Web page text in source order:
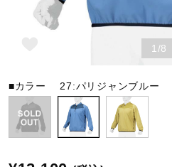
スイム
バレーボール
テニス／ソフトテニス
1/8
■カラー 27:パリジャンブルー